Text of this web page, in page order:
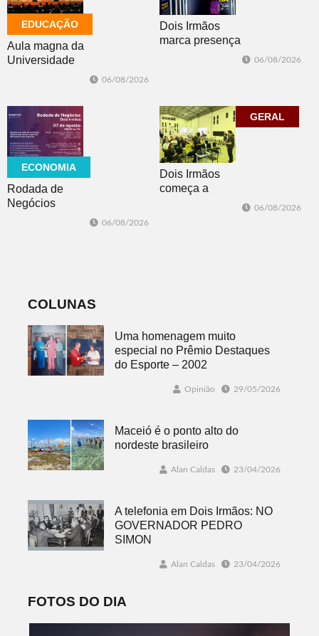
EDUCAÇÃO
Aula magna da
Universidade
acadêmica em
debate sobre o
feminicídio
06/08/2026
Dois Irmãos
marca presença
06/08/2026
ECONOMIA
Rodada de
Negócios
06/08/2026
GERAL
Dois Irmãos
começa a
06/08/2026
COLUNAS
Uma homenagem muito
especial no Prêmio Destaques
do Esporte – 2002
Opinião 29/05/2026
Maceió é o ponto alto do
nordeste brasileiro
Alan Caldas 23/04/2026
A telefonia em Dois Irmãos: NO
GOVERNADOR PEDRO
SIMON
Alan Caldas 23/04/2026
FOTOS DO DIA